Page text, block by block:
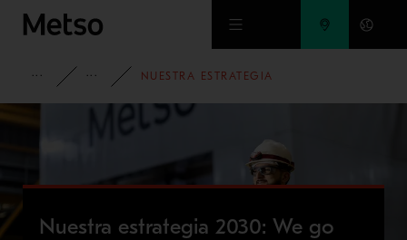
Ir al contenido principal
INFORMACIÓN CORPORATIVA
ACERCA DE NOSOTROS
NUESTRA ESTRATEGIA
Nuestra estrategia 2030: We go